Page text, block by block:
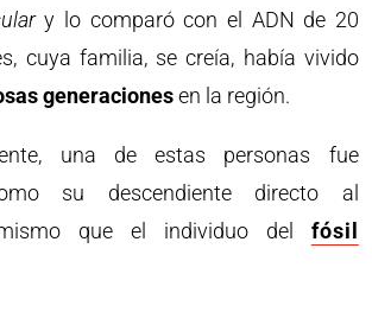
y lo comparó con el ADN de 20
cuya familia, se creía, había vivido
generacionesen la región.
una de estas personas fue
su descendiente directo al
que el individuo del fósil